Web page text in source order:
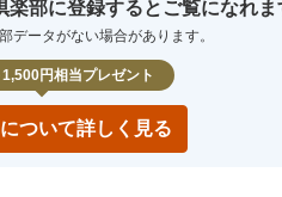
000 －
部に登録するとご覧になれま
データがない場合があります。
円相当プレゼント
ついて詳しく見る